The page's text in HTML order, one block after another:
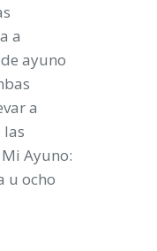
a
ayuno
a
las
Mi Ayuno:
u ocho